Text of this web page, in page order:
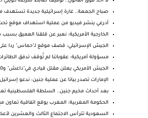
صباح الجمعة.. غارة إسرائيلية جديدة
أدرعي ينشر فيديو من عملية استهداف موقع
الخارجية الأمريكية: نعبر عن قلقنا العميق بسبب
الجيش الإسرائيلي: قصف موقع لـ"حماس" ردا
مسؤولة أمريكية: عقوباتنا لم تُوقف تدفق
الجيش الأمريكي يعلن مقتل قيادي في"داعش" و10 من معا...
الإمارات تصدر بيانا عن عملية جنين: ندعو
بعد أحداث مخيم جنين.. السلطة الفلسطينية
الحكومة المغربية: المغرب يوقع اتفاقية تعاون
السعودية تترأس الاجتماع الثالث والعشرين